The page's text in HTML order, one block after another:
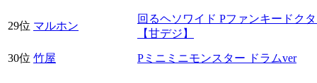
29位 マルホン
回るヘソワイド Pファンキードク
【甘デジ】
30位 竹屋 Pミニミニモンスター ドラムver